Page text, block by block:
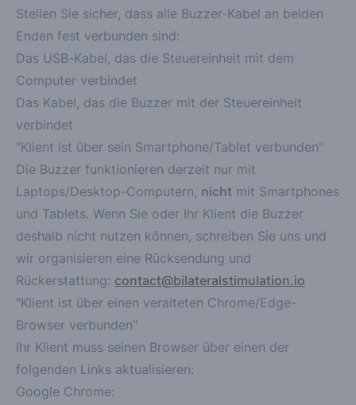
Stellen Sie sicher, dass alle Buzzer-Kabel an beiden
Enden fest verbunden sind:
Das USB-Kabel, das die Steuereinheit mit dem
Computer verbindet
Das Kabel, das die Buzzer mit der Steuereinheit
verbindet
"Klient ist über sein Smartphone/Tablet verbunden"
Die Buzzer funktionieren derzeit nur mit
Laptops/Desktop-Computern, nicht mit Smartphones
und Tablets. Wenn Sie oder Ihr Klient die Buzzer
deshalb nicht nutzen können, schreiben Sie uns und
wir organisieren eine Rücksendung und
Rückerstattung: contact@bilateralstimulation.io
"Klient ist über einen veralteten Chrome/Edge-
Browser verbunden"
Ihr Klient muss seinen Browser über einen der
folgenden Links aktualisieren:
Google Chrome: